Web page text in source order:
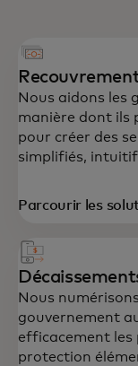
Nous aidons les
manière dont ils
pour créer des
simplifiés,
Parcourir les
Nous
gouvernement
efficacement les
protection